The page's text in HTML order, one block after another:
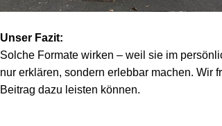
Unser Fazit:
Solche Formate wirken – weil sie im
nur erklären, sondern erlebbar machen. Wir
Beitrag dazu leisten können.